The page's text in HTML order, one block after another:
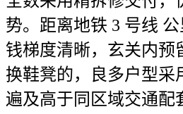
势。距离地铁 3 号线
钱梯度清晰，玄关内预
换鞋凳的，良多户型采
遍及高于同区域交通配